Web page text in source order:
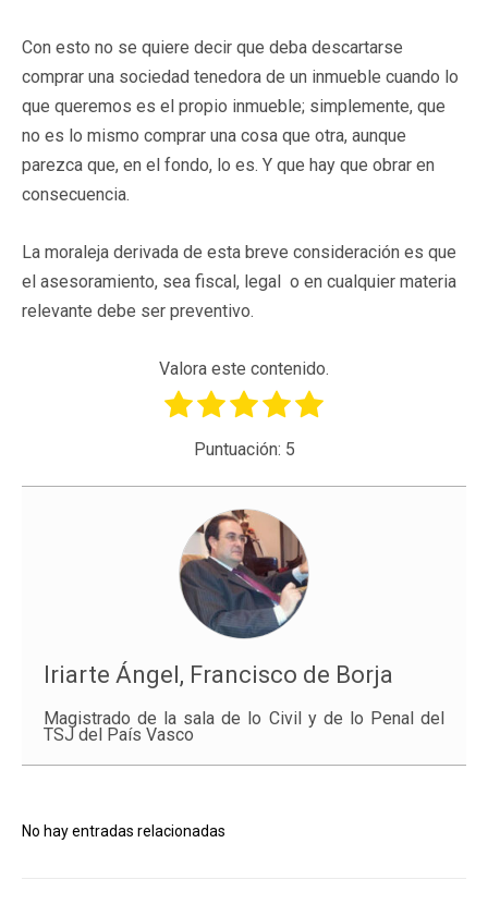
Con esto no se quiere decir que deba descartarse
comprar una sociedad tenedora de un inmueble cuando lo
que queremos es el propio inmueble; simplemente, que
no es lo mismo comprar una cosa que otra, aunque
parezca que, en el fondo, lo es. Y que hay que obrar en
consecuencia.
La moraleja derivada de esta breve consideración es que
el asesoramiento, sea fiscal, legal o en cualquier materia
relevante debe ser preventivo.
Valora este contenido.
Puntuación: 5
Iriarte Ángel, Francisco de Borja
Magistrado de la sala de lo Civil y de lo Penal del
TSJ del País Vasco
No hay entradas relacionadas